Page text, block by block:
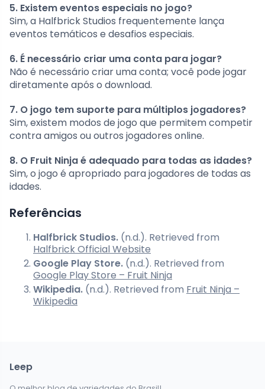
5. Existem eventos especiais no jogo?
Sim, a Halfbrick Studios frequentemente lança
eventos temáticos e desafios especiais.
6. É necessário criar uma conta para jogar?
Não é necessário criar uma conta; você pode jogar
diretamente após o download.
7. O jogo tem suporte para múltiplos jogadores?
Sim, existem modos de jogo que permitem competir
contra amigos ou outros jogadores online.
8. O Fruit Ninja é adequado para todas as idades?
Sim, o jogo é apropriado para jogadores de todas as
idades.
Referências
Halfbrick Studios. (n.d.). Retrieved from
Halfbrick Official Website
Google Play Store. (n.d.). Retrieved from
Google Play Store – Fruit Ninja
Wikipedia. (n.d.). Retrieved from Fruit Ninja –
Wikipedia
Leep